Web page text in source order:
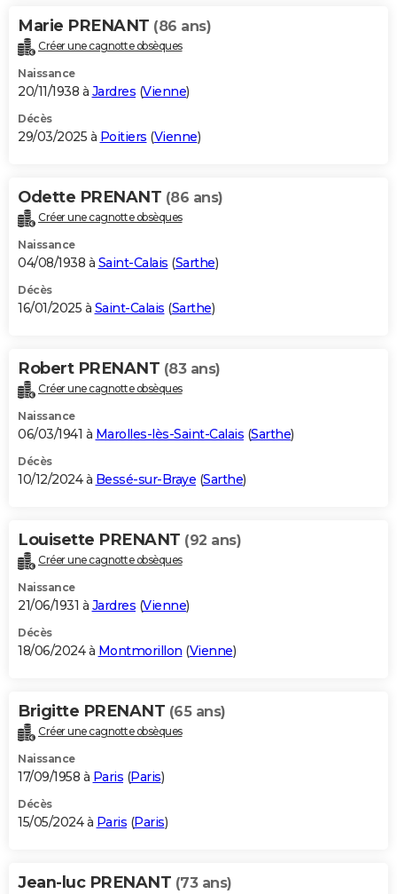
Marie PRENANT (86 ans)
Créer une cagnotte obsèques
Naissance
20/11/1938 à Jardres (Vienne)
Décès
29/03/2025 à Poitiers (Vienne)
Odette PRENANT (86 ans)
Créer une cagnotte obsèques
Naissance
04/08/1938 à Saint-Calais (Sarthe)
Décès
16/01/2025 à Saint-Calais (Sarthe)
Robert PRENANT (83 ans)
Créer une cagnotte obsèques
Naissance
06/03/1941 à Marolles-lès-Saint-Calais (Sarthe)
Décès
10/12/2024 à Bessé-sur-Braye (Sarthe)
Louisette PRENANT (92 ans)
Créer une cagnotte obsèques
Naissance
21/06/1931 à Jardres (Vienne)
Décès
18/06/2024 à Montmorillon (Vienne)
Brigitte PRENANT (65 ans)
Créer une cagnotte obsèques
Naissance
17/09/1958 à Paris (Paris)
Décès
15/05/2024 à Paris (Paris)
Jean-luc PRENANT (73 ans)